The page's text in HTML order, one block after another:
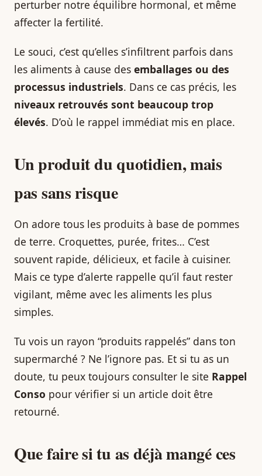
perturber notre équilibre hormonal, et même
affecter la fertilité.
Le souci, c’est qu’elles s’infiltrent parfois dans
les aliments à cause des emballages ou des
processus industriels. Dans ce cas précis, les
niveaux retrouvés sont beaucoup trop
élevés. D’où le rappel immédiat mis en place.
Un produit du quotidien, mais
pas sans risque
On adore tous les produits à base de pommes
de terre. Croquettes, purée, frites… C’est
souvent rapide, délicieux, et facile à cuisiner.
Mais ce type d’alerte rappelle qu’il faut rester
vigilant, même avec les aliments les plus
simples.
Tu vois un rayon “produits rappelés” dans ton
supermarché ? Ne l’ignore pas. Et si tu as un
doute, tu peux toujours consulter le site Rappel
Conso pour vérifier si un article doit être
retourné.
Que faire si tu as déjà mangé ces